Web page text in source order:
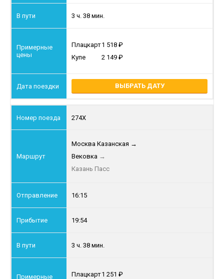
3 ч. 38 мин.
Плацкарт1 518
Купе
2 149
ВЫБРАТЬ ДАТУ
274Х
Москва Казанская →
Вековка →
Казань Пасс
16:15
19:54
3 ч. 38 мин.
Плацкарт1 251